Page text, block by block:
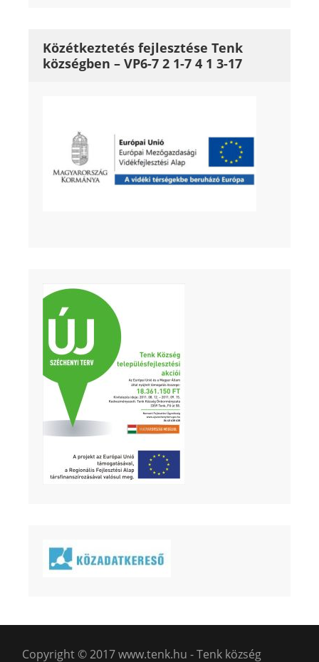
Közétkeztetés fejlesztése Tenk
községben – VP6-7 2 1-7 4 1 3-17
Copyright © 2017 www.tenk.hu - Tenk község